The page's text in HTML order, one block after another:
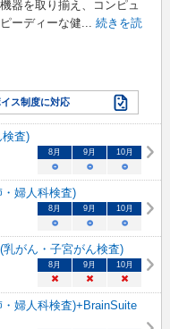
器を取り揃え、コンピュ
ーディーな健
続きを読
ス制度に対応
査)
8 月 9 月 10月
○ ○ ○
婦人科検査)
8 月 9 月 10月
○ ○ ○
がん・子宮がん検査)
8 月 9 月 10月
× × ×
婦人科検査)+BrainSuite